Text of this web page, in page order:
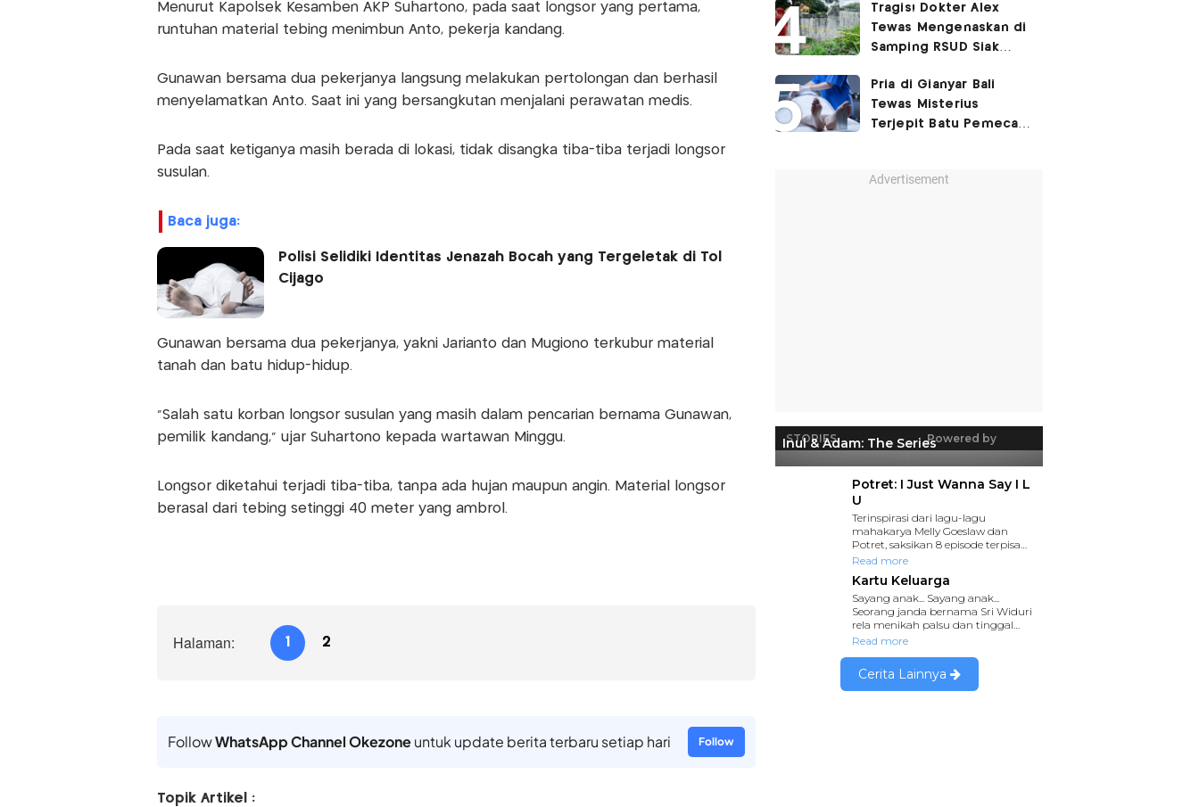
Menurut Kapolsek Kesamben AKP Suhartono, pada saat longsor yang pertama,
runtuhan material tebing menimbun Anto, pekerja kandang.
Gunawan bersama dua pekerjanya langsung melakukan pertolongan dan berhasil
menyelamatkan Anto. Saat ini yang bersangkutan menjalani perawatan medis.
Pada saat ketiganya masih berada di lokasi, tidak disangka tiba-tiba terjadi longsor
susulan.
baca juga:
Polisi Selidiki Identitas Jenazah Bocah yang Tergeletak di Tol
Cijago
Gunawan bersama dua pekerjanya, yakni Jarianto dan Mugiono terkubur material
tanah dan batu hidup-hidup.
"Salah satu korban longsor susulan yang masih dalam pencarian bernama Gunawan,
pemilik kandang," ujar Suhartono kepada wartawan Minggu.
Longsor diketahui terjadi tiba-tiba, tanpa ada hujan maupun angin. Material longsor
berasal dari tebing setinggi 40 meter yang ambrol.
Halaman: 1 2
FollowWhatsApp Channel Okezoneuntuk update berita terbaru setiap hari Follow
Topik Artikel :
Tragis! Dokter Alex
Tewas Mengenaskan di
Samping RSUD Siak
Rocuronium
Pria di Gianyar Bali
Tewas Misterius
Terjepit Batu Pemecah
Advertisement